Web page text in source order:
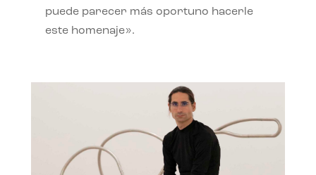
puede parecer más oportuno hacerle
este homenaje».